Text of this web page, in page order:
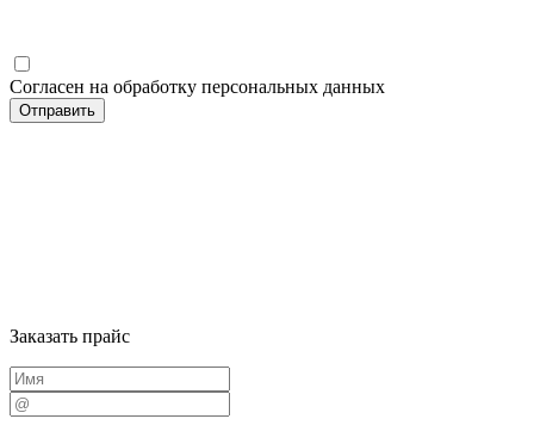
Согласен на обработку персональных данных
Заказать прайс